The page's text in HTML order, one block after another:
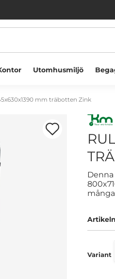
Utomhusmiljö
mm träbotten Zink
Variant
Välj hur du